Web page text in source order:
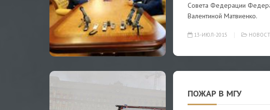
Совета Федерации
Валентиной Матвиенко.
13-ИЮЛ-2015
ПОЖАР В МГУ